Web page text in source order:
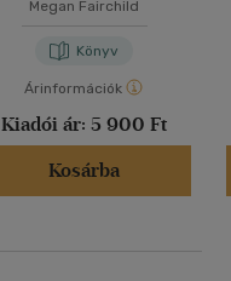
Megan Fairchild
Könyv
Árinformációk
Kiadói ár: 5 900 Ft
Kosárba